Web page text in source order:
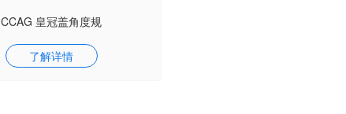
CCAG 皇冠盖角度规
了解详情